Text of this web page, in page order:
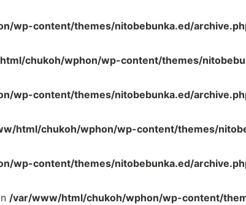
wp-content/themes/nitobebunka.ed/
chukoh/wphon/wp-content/themes/
wp-content/themes/nitobebunka.ed/
html/chukoh/wphon/wp-content/themes/
wp-content/themes/nitobebunka.ed/
/var/www/html/chukoh/wphon/wp-content/